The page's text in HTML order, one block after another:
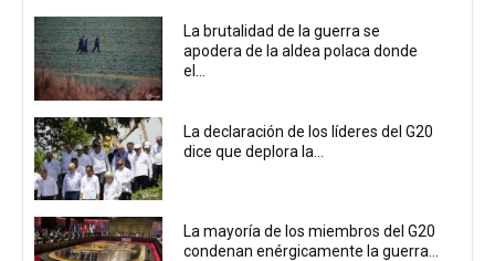
La brutalidad de la guerra se
apodera de la aldea polaca donde
el...
La declaración de los líderes del G20
dice que deplora la...
La mayoría de los miembros del G20
condenan enérgicamente la guerra...